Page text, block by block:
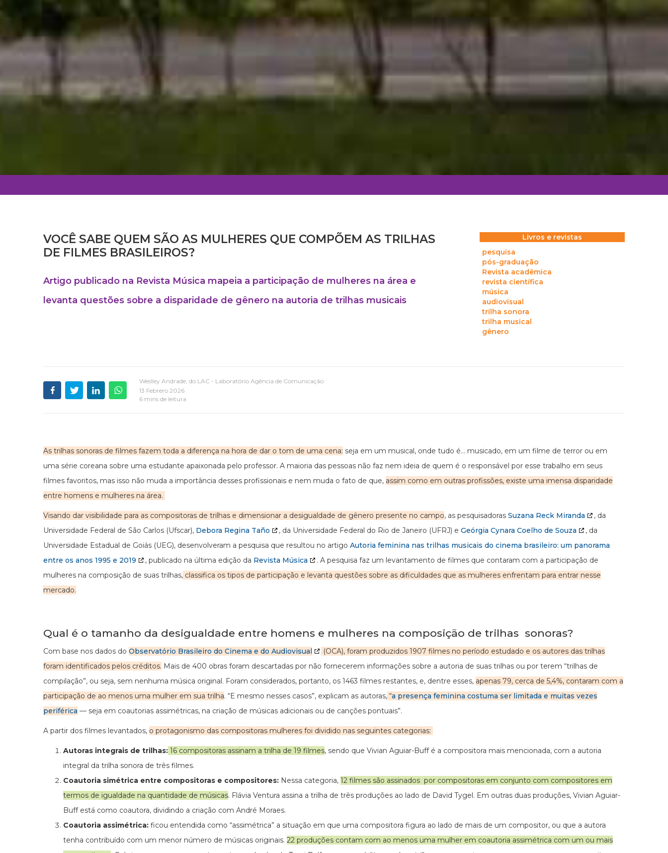
VOCÊ SABE QUEM SÃO AS MULHERES QUE COMPÕEM AS TRILHAS
DE FILMES BRASILEIROS?
Artigo publicado na Revista Música mapeia a participação de mulheres na área e
levanta questões sobre a disparidade de gênero na autoria de trilhas musicais
Livros e revistas
pesquisa
pós-graduação
Revista acadêmica
revista científica
música
audiovisual
trilha sonora
trilha musical
gênero
Weslley Andrade, do LAC - Laboratório Agência de Comunicação
13 Febrero 2026
6 mins de leitura
As trilhas sonoras de filmes fazem toda a diferença na hora de dar o tom de uma cena: seja em um musical, onde tudo é… musicado, em um filme de terror ou em
uma série coreana sobre uma estudante apaixonada pelo professor. A maioria das pessoas não faz nem ideia de quem é o responsável por esse trabalho em seus
filmes favoritos, mas isso não muda a importância desses profissionais e nem muda o fato de que, assim como em outras profissões, existe uma imensa disparidade
entre homens e mulheres na área.
Visando dar visibilidade para as compositoras de trilhas e dimensionar a desigualdade de gênero presente no campo, as pesquisadoras Suzana Reck Miranda
, da
Universidade Federal de São Carlos (Ufscar), Debora Regina Taño , da Universidade Federal do Rio de Janeiro (UFRJ) e Geórgia Cynara Coelho de Souza
, da
Universidade Estadual de Goiás (UEG), desenvolveram a pesquisa que resultou no artigo Autoria feminina nas trilhas musicais do cinema brasileiro: um panorama
entre os anos 1995 e 2019
, publicado na última edição da Revista Música
. A pesquisa faz um levantamento de filmes que contaram com a participação de
mulheres na composição de suas trilhas, classifica os tipos de participação e levanta questões sobre as dificuldades que as mulheres enfrentam para entrar nesse
mercado.
Qual é o tamanho da desigualdade entre homens e mulheres na composição de trilhas sonoras?
Com base nos dados do Observatório Brasileiro do Cinema e do Audiovisual
(OCA), foram produzidos 1907 filmes no período estudado e os autores das trilhas
foram identificados pelos créditos. Mais de 400 obras foram descartadas por não fornecerem informações sobre a autoria de suas trilhas ou por terem “trilhas de
compilação”, ou seja, sem nenhuma música original. Foram considerados, portanto, os 1463 filmes restantes, e, dentre esses, apenas 79, cerca de 5,4%, contaram com a
participação de ao menos uma mulher em sua trilha. “E mesmo nesses casos”, explicam as autoras, “a presença feminina costuma ser limitada e muitas vezes
periférica — seja em coautorias assimétricas, na criação de músicas adicionais ou de canções pontuais”.
A partir dos filmes levantados, o protagonismo das compositoras mulheres foi dividido nas seguintes categorias:
Autoras integrais de trilhas: 16 compositoras assinam a trilha de 19 filmes, sendo que Vivian Aguiar-Buff é a compositora mais mencionada, com a autoria
integral da trilha sonora de três filmes.
Coautoria simétrica entre compositoras e compositores: Nessa categoria, 12 filmes são assinados por compositoras em conjunto com compositores em
termos de igualdade na quantidade de músicas. Flávia Ventura assina a trilha de três produções ao lado de David Tygel. Em outras duas produções, Vivian Aguiar-
Buff está como coautora, dividindo a criação com André Moraes.
Coautoria assimétrica: ficou entendida como “assimétrica” a situação em que uma compositora figura ao lado de mais de um compositor, ou que a autora
tenha contribuído com um menor número de músicas originais. 22 produções contam com ao menos uma mulher em coautoria assimétrica com um ou mais